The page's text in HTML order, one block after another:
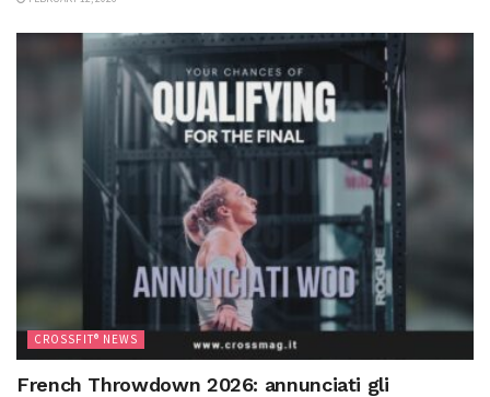
CROSSFIT® NEWS
French Throwdown 2026: annunciati gli